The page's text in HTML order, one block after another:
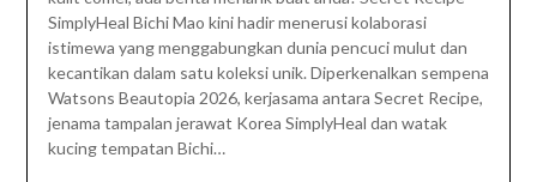
SimplyHeal Bichi Mao kini hadir menerusi kolaborasi
istimewa yang menggabungkan dunia pencuci mulut dan
kecantikan dalam satu koleksi unik. Diperkenalkan sempena
Watsons Beautopia 2026, kerjasama antara Secret Recipe,
jenama tampalan jerawat Korea SimplyHeal dan watak
kucing tempatan Bichi…